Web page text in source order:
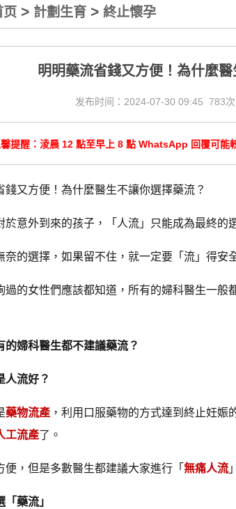
页 > 計劃生育 > 終止懷孕
明明藥流省錢又方便！為什麼
发布时间：2024-07-30 09:45 783
提醒：淩晨 12 點至早上 8 點 WhatsApp 回覆可能
又方便！為什麼醫生不讓你選擇藥流？
外到來的孩子，「人流」只能成為最終的
選擇，如果留不住，就一定要「流」得安
女性們應該都知道，所有的婦科醫生一般
的婦科醫生都不建議藥流？
人流好？
藥物流產 ，利用口服藥物的方式達到終止妊
工流產了。
，但是多數醫生都建議大家進行「無痛人流
藥流」